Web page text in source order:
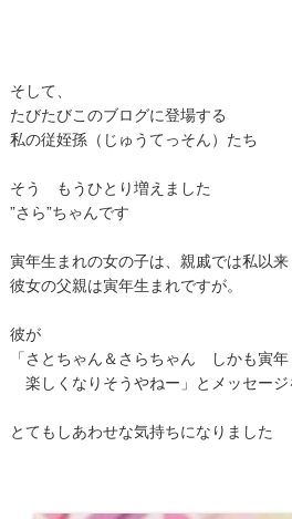
そして、
たびたびこのブログに登場する
私の従姪孫（じゅうてっそん）たち
そう もうひとり増えました
”さら”ちゃんです
寅年生まれの女の子は、親戚では私以来
彼女の父親は寅年生まれですが。
彼が
「さとちゃん＆さらちゃん しかも寅年
楽しくなりそうやねー」とメッセージ
とてもしあわせな気持ちになりました